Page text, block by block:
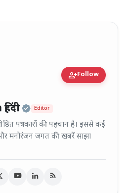
person_addFollow
Official | Verified
Editor
पत्रकारों की पहचान है। इससे कई
मनोरंजन जगत की खबरें साझा